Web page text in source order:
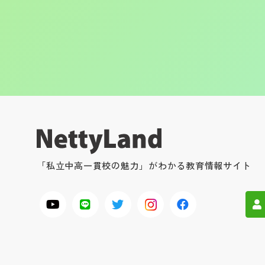
「私立中高一貫校の魅力」がわかる教育情報サイト